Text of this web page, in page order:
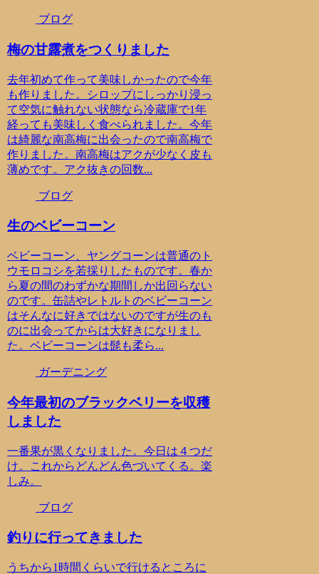
ブログ
梅の甘露煮をつくりました
去年初めて作って美味しかったので今年
も作りました。シロップにしっかり浸っ
て空気に触れない状態なら冷蔵庫で1年
経っても美味しく食べられました。今年
は綺麗な南高梅に出会ったので南高梅で
作りました。南高梅はアクが少なく皮も
薄めです。アク抜きの回数...
ブログ
生のベビーコーン
ベビーコーン、ヤングコーンは普通のト
ウモロコシを若採りしたものです。春か
ら夏の間のわずかな期間しか出回らない
のです。缶詰やレトルトのベビーコーン
はそんなに好きではないのですが生のも
のに出会ってからは大好きになりまし
た。ベビーコーンは髭も柔ら...
ガーデニング
今年最初のブラックベリーを収穫
しました
一番果が黒くなりました。今日は４つだ
け。これからどんどん色づいてくる。楽
しみ。
ブログ
釣りに行ってきました
うちから1時間くらいで行けるところに